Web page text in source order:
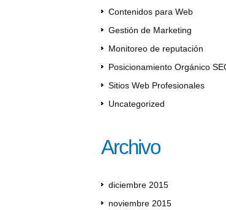
Contenidos para Web
Gestión de Marketing
Monitoreo de reputación
Posicionamiento Orgánico
Sitios Web Profesionales
Uncategorized
Archivo
diciembre 2015
noviembre 2015